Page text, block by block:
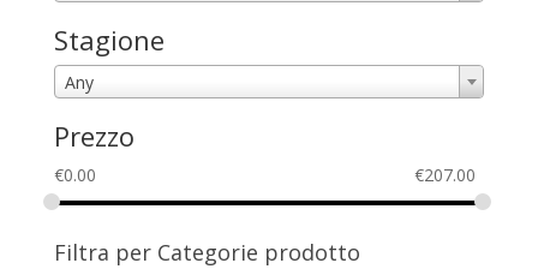
Stagione
Any
Prezzo
€0.00 €207.00
Filtra per Categorie prodotto